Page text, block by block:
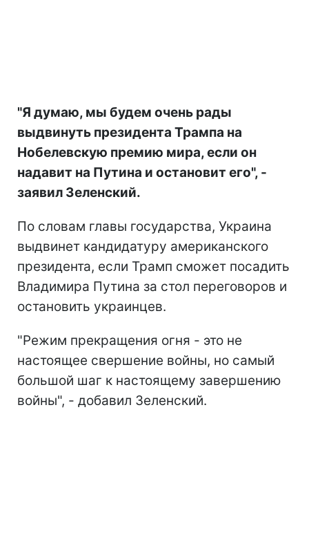
"Я думаю, мы будем очень рады
выдвинуть президента Трампа на
Нобелевскую премию мира, если он
надавит на Путина и остановит его", -
заявил Зеленский.
По словам главы государства, Украина
выдвинет кандидатуру американского
президента, если Трамп сможет посадить
Владимира Путина за стол переговоров и
остановить украинцев.
"Режим прекращения огня - это не
настоящее свершение войны, но самый
большой шаг к настоящему завершению
войны", - добавил Зеленский.